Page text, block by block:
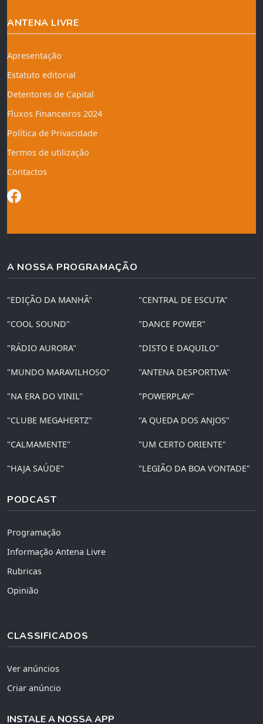
ANTENA LIVRE
Apresentação
Estatuto editorial
Detentores de Capital
Fluxos Financeiros 2024
Política de Privacidade
Termos de utilização
Contactos
A NOSSA PROGRAMAÇÃO
"EDIÇÃO DA MANHÃ" "CENTRAL DE ESCUTA"
"COOL SOUND" "DANCE POWER"
"RÁDIO AURORA" "DISTO E DAQUILO"
"MUNDO MARAVILHOSO" "ANTENA DESPORTIVA"
"NA ERA DO VINIL" "POWERPLAY"
"CLUBE MEGAHERTZ" "A QUEDA DOS ANJOS"
"CALMAMENTE" "UM CERTO ORIENTE"
"HAJA SAÚDE" "LEGIÃO DA BOA VONTADE"
PODCAST
Programação
Informação Antena Livre
Rubricas
Opinião
CLASSIFICADOS
Ver anúncios
Criar anúncio
INSTALE A NOSSA APP